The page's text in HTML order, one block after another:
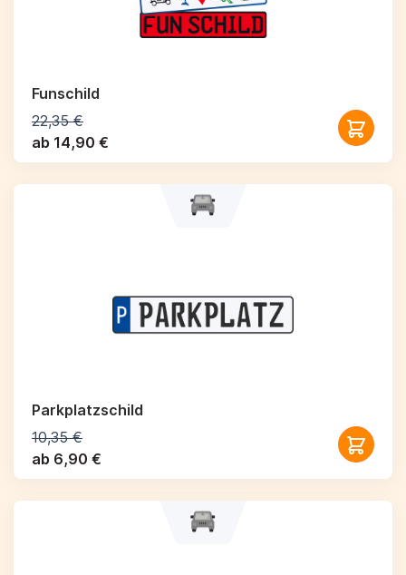
Funschild
22,35 €
ab 14,90 €
Parkplatzschild
10,35 €
ab 6,90 €